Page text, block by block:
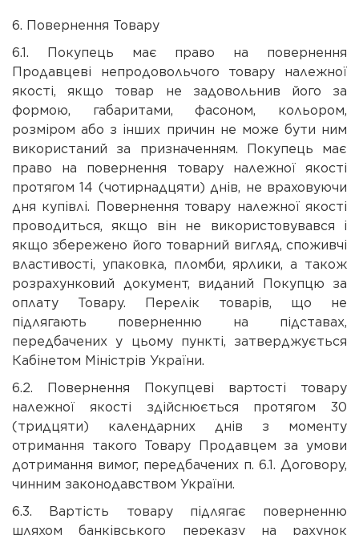
6. Повернення Товару
6.1. Покупець має право на повернення
Продавцеві непродовольчого товару належної
якості, якщо товар не задовольнив його за
формою, габаритами, фасоном, кольором,
розміром або з інших причин не може бути ним
використаний за призначенням. Покупець має
право на повернення товару належної якості
протягом 14 (чотирнадцяти) днів, не враховуючи
дня купівлі. Повернення товару належної якості
проводиться, якщо він не використовувався і
якщо збережено його товарний вигляд, споживчі
властивості, упаковка, пломби, ярлики, а також
розрахунковий документ, виданий Покупцю за
оплату Товару. Перелік товарів, що не
підлягають поверненню на підставах,
передбачених у цьому пункті, затверджується
Кабінетом Міністрів України.
6.2. Повернення Покупцеві вартості товару
належної якості здійснюється протягом 30
(тридцяти) календарних днів з моменту
отримання такого Товару Продавцем за умови
дотримання вимог, передбачених п. 6.1. Договору,
чинним законодавством України.
6.3. Вартість товару підлягає поверненню
шляхом банківського переказу на рахунок